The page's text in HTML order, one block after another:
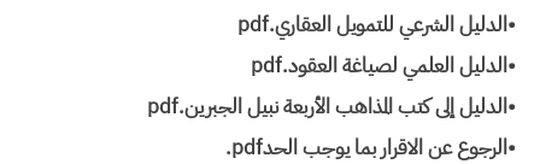
•الدليل الشرعي للتمويل العقاري.pdf
•الدليل العلمي لصياغة العقود.pdf
•الدليل إلى كتب المذاهب الأربعة نبيل الجبرين.pdf
•الرجوع عن الاقرار بما يوجب الحد‎.pdf